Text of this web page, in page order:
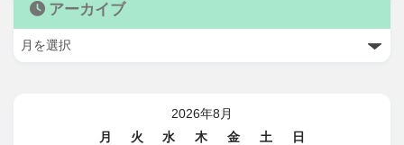
アーカイブ
2026年8月
月
火 水 木 金 土
日